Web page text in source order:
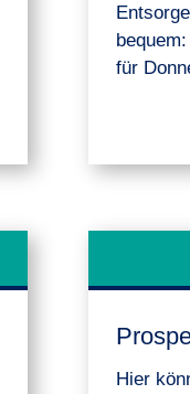
für
Hier